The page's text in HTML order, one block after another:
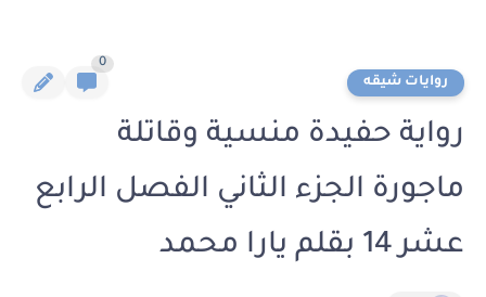
روايات شيقه
0
رواية حفيدة منسية وقاتلة
ماجورة الجزء الثاني الفصل الرابع
عشر 14 بقلم يارا محمد